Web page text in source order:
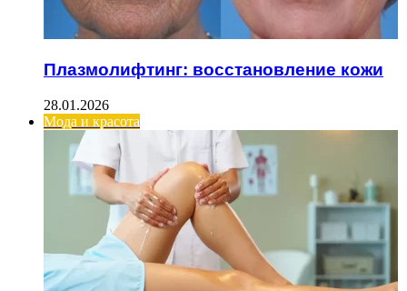
Плазмолифтинг: восстановление кожи
28.01.2026
Мода и красота